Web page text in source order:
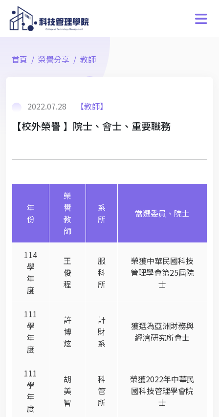
首頁 榮譽分享 教師
2022.07.28 【教師】
【校外榮譽 】院士、會士、重要職務
年
份
榮
譽
教
師
系
所
當選委員、院士
114
學
年
度
王
俊
程
服
科
所
榮獲中華民國科技
管理學會第25屆院
士
111
學
年
度
許
博
炫
計
財
系
獲選為亞洲財務與
經濟研究所會士
111
學
年
度
胡
美
智
科
管
所
榮獲2022年中華民
國科技管理學會院
士